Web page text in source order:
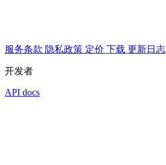
服务条款 隐私政策 定价 下载 更新日志
开发者
API docs